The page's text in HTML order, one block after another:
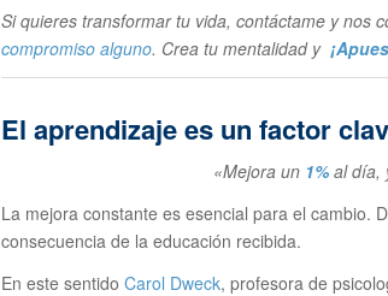
Si quieres transformar tu vida, contáctame y nos
compromiso alguno. Crea tu mentalidad y
El aprendizaje es un factor
«Mejora un 1% al día,
La mejora constante es esencial para el cambio.
consecuencia de la educación recibida.
En este sentido Carol Dweck, profesora de